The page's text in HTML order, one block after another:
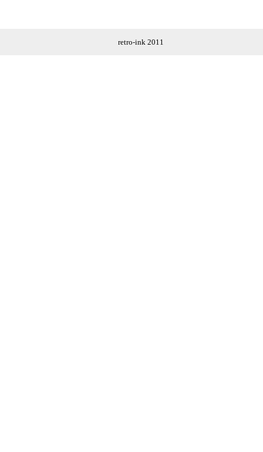
retro-ink 2011